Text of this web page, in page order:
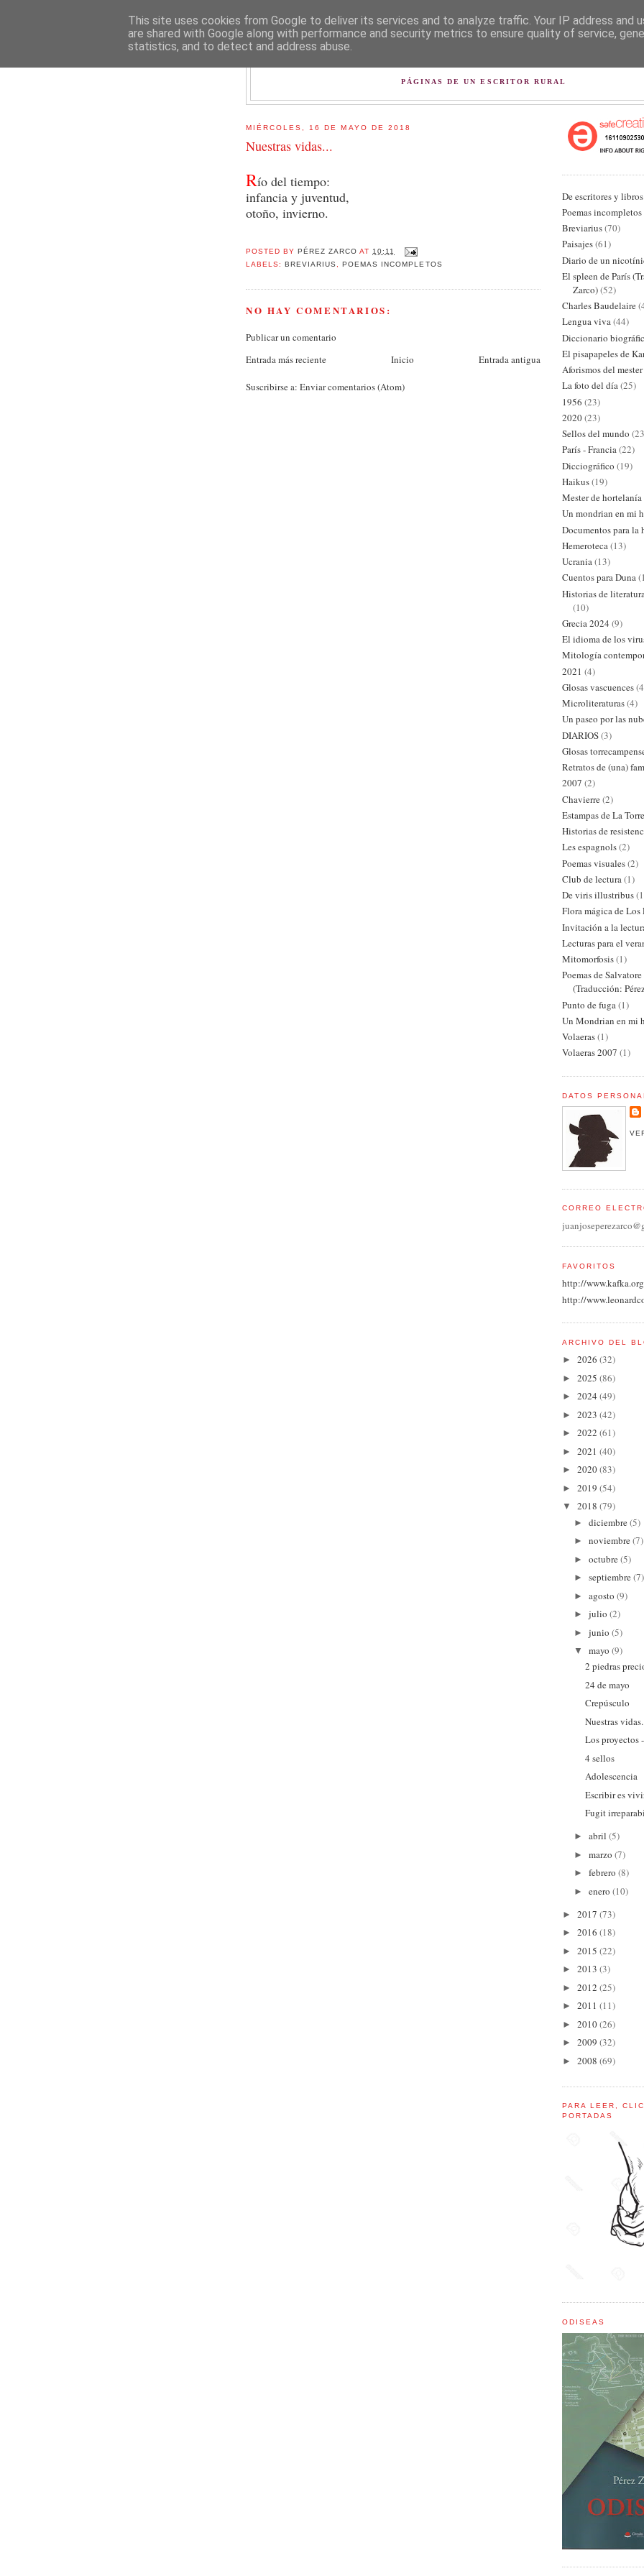
PÁGINAS DE UN ESCRITOR RURAL
MIÉRCOLES, 16 DE MAYO DE 2018
Nuestras vidas...
Río del tiempo:
infancia y juventud,
otoño, invierno.
POSTED BYPÉREZ ZARCO AT 10:11
LABELS:BREVIARIUS ,POEMAS INCOMPLETOS
NO HAY COMENTARIOS:
Publicar un comentario
Entrada más reciente
Entrada antigua
Inicio
Suscribirse a: Enviar comentarios (Atom)
De escritores y libros
Poemas incompletos
Breviarius(70)
Paisajes(61)
Diario de un
El spleen de París
Zarco)(52)
Charles Baudelaire
Lengua viva(44)
Diccionario
El pisapapeles de
Aforismos del mester
La foto del día(25)
1956 (23)
2020(23)
Sellos del mundo
París - Francia(22)
Dicciográfico (19)
Haikus(19)
Mester de hortelanía
Un mondrian en mi
Documentos para la
Hemeroteca(13)
Ucrania(13)
Cuentos para Duna
Historias de
(10)
Grecia 2024 (9)
El idioma de los
Mitología
2021 (4)
Glosas vascuences
Microliteraturas(4)
Un paseo por las
DIARIOS(3)
Glosas
Retratos de (una)
2007 (2)
Chavierre(2)
Estampas de La Torre
Historias de
Les espagnols(2)
Poemas visuales(2)
Club de lectura(1)
De viris illustribus
Flora mágica de Los
Invitación a la
Lecturas para el
Mitomorfosis(1)
Poemas de
(Traducción:
Punto de fuga (1)
Un Mondrian en mi
Volaeras(1)
Volaeras 2007 (1)
DATOS
CORREO
FAVORITOS
http://
http://
ARCHIVO DEL
► 2026 (32)
► 2025 (86)
► 2024 (49)
► 2023 (42)
► 2022 (61)
► 2021 (40)
► 2020(83)
► 2019 (54)
▼ 2018 (79)
► diciembre(5)
► noviembre(7)
► octubre(5)
► septiembre(7)
► agosto (9)
► julio (2)
► junio (5)
▼ mayo (9)
2 piedras
24 de mayo
Crepúsculo
Nuestras
Los proyectos
4 sellos
Adolescencia
Escribir es
Fugit
► abril (5)
► marzo (7)
► febrero (8)
► enero (10)
► 2017 (73)
► 2016 (18)
► 2015 (22)
► 2013 (3)
► 2012 (25)
► 2011 (11)
► 2010(26)
► 2009 (32)
► 2008 (69)
PARA LEER,
PORTADAS
ODISEAS
This site uses cookies from Google to deliver its services and to analyze traffic. Your IP address and
are shared with Google along with performance and security metrics to ensure quality of service,
statistics, and to detect and address abuse.